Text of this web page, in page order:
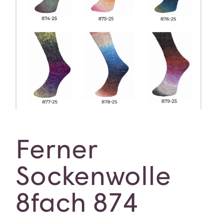
Ferner
Sockenwolle
8fach 874